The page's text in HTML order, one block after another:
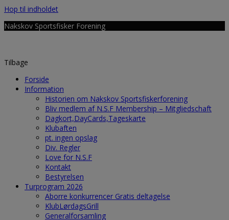
Hop til indholdet
Nakskov Sportsfisker Forening
Tilbage
Forside
Information
Historien om Nakskov Sportsfiskerforening
Bliv medlem af N.S.F Membership – Mitgliedschaft
Dagkort,DayCards,Tageskarte
Klubaften
pt. ingen opslag
Div. Regler
Love for N.S.F
Kontakt
Bestyrelsen
Turprogram 2026
Aborre konkurrencer Gratis deltagelse
KlubLørdagsGrill
Generalforsamling